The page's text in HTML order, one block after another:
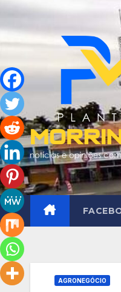
Skip
to
content
AGRONEGÓCIO